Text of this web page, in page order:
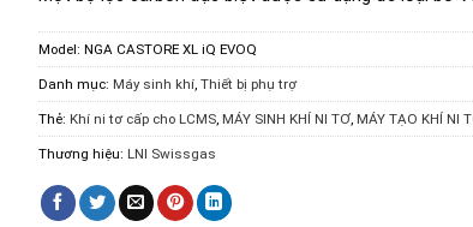
Model:NGA CASTORE XL iQ EVOQ
Danh mục: Máy sinh khí,Thiết bị phụ trợ
Thẻ: Khí ni tơ cấp cho LCMS, MÁY SINH KHÍ NI TƠ, MÁY TẠO KHÍ NI
Thương hiệu: LNI Swissgas